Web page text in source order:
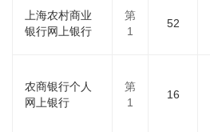
上海农村商业
银行网上银行
第
1
52
农商银行个人
网上银行
第
1
16